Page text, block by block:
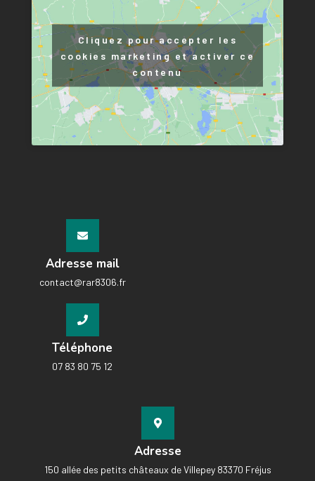
Cliquez pour accepter les
cookies marketing et activer ce
contenu
Adresse mail
contact@rar8306.fr
Téléphone
07 83 80 75 12
Adresse
150 allée des petits châteaux de Villepey 83370 Fréjus